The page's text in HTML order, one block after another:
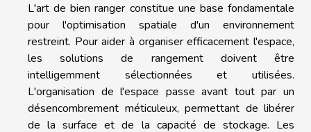
L'art de bien ranger constitue une base fondamentale
pour l'optimisation spatiale d'un environnement
restreint. Pour aider à organiser efficacement l'espace,
les solutions de rangement doivent être
intelligemment sélectionnées et utilisées.
L'organisation de l'espace passe avant tout par un
désencombrement méticuleux, permettant de libérer
de la surface et de la capacité de stockage. Les